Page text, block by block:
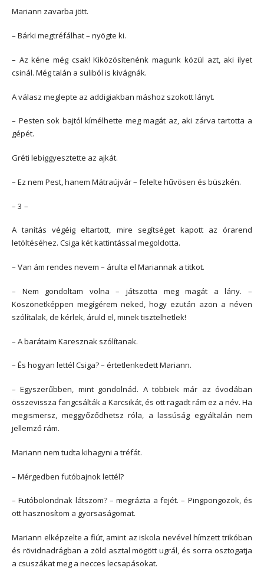
Mariann zavarba jött.
– Bárki megtréfálhat – nyögte ki.
– Az kéne még csak! Kiközösítenénk magunk közül azt, aki ilyet
csinál. Még talán a suliból is kivágnák.
A válasz meglepte az addigiakban máshoz szokott lányt.
– Pesten sok bajtól kímélhette meg magát az, aki zárva tartotta a
gépét.
Gréti lebiggyesztette az ajkát.
– Ez nem Pest, hanem Mátraújvár – felelte hűvösen és büszkén.
– 3 –
A tanítás végéig eltartott, mire segítséget kapott az órarend
letöltéséhez. Csiga két kattintással megoldotta.
– Van ám rendes nevem – árulta el Mariannak a titkot.
– Nem gondoltam volna – játszotta meg magát a lány. –
Köszönetképpen megígérem neked, hogy ezután azon a néven
szólítalak, de kérlek, áruld el, minek tisztelhetlek!
– A barátaim Karesznak szólítanak.
– És hogyan lettél Csiga? – értetlenkedett Mariann.
– Egyszerűbben, mint gondolnád. A többiek már az óvodában
összevissza farigcsálták a Karcsikát, és ott ragadt rám ez a név. Ha
megismersz, meggyőződhetsz róla, a lassúság egyáltalán nem
jellemző rám.
Mariann nem tudta kihagyni a tréfát.
– Mérgedben futóbajnok lettél?
– Futóbolondnak látszom? – megrázta a fejét. – Pingpongozok, és
ott hasznosítom a gyorsaságomat.
Mariann elképzelte a fiút, amint az iskola nevével hímzett trikóban
és rövidnadrágban a zöld asztal mögött ugrál, és sorra osztogatja
a csuszákat meg a necces lecsapásokat.